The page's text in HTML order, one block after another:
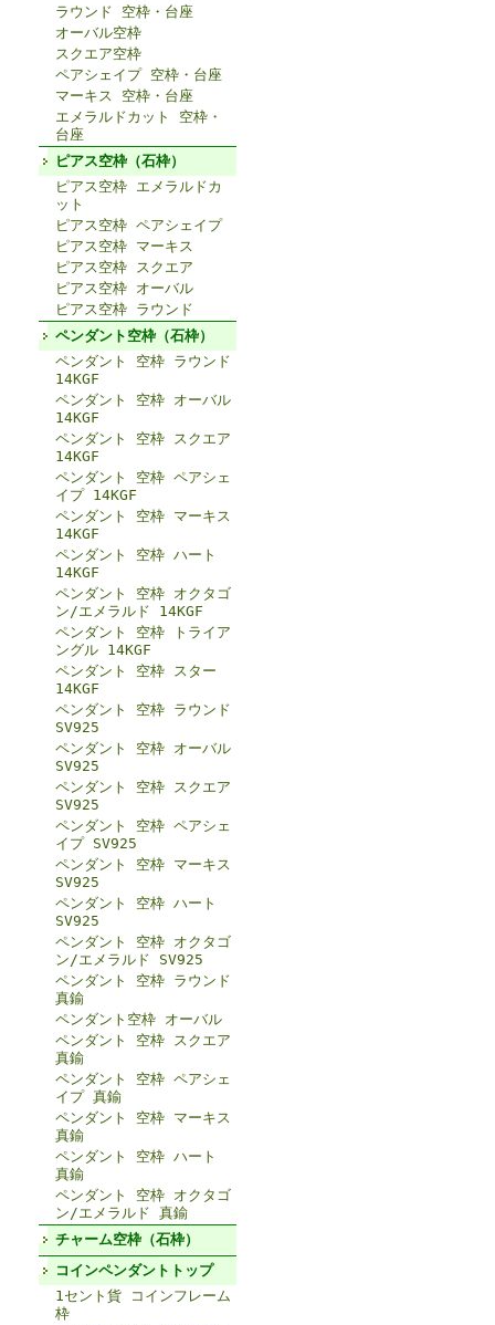
ラウンド 空枠・台座
オーバル空枠
スクエア空枠
ペアシェイプ 空枠・台座
マーキス 空枠・台座
エメラルドカット 空枠・
台座
ピアス空枠（石枠）
ピアス空枠 エメラルドカ
ット
ピアス空枠 ペアシェイプ
ピアス空枠 マーキス
ピアス空枠 スクエア
ピアス空枠 オーバル
ピアス空枠 ラウンド
ペンダント空枠（石枠）
ペンダント 空枠 ラウンド
14KGF
ペンダント 空枠 オーバル
14KGF
ペンダント 空枠 スクエア
14KGF
ペンダント 空枠 ペアシェ
イプ 14KGF
ペンダント 空枠 マーキス
14KGF
ペンダント 空枠 ハート
14KGF
ペンダント 空枠 オクタゴ
ン/エメラルド 14KGF
ペンダント 空枠 トライア
ングル 14KGF
ペンダント 空枠 スター
14KGF
ペンダント 空枠 ラウンド
SV925
ペンダント 空枠 オーバル
SV925
ペンダント 空枠 スクエア
SV925
ペンダント 空枠 ペアシェ
イプ SV925
ペンダント 空枠 マーキス
SV925
ペンダント 空枠 ハート
SV925
ペンダント 空枠 オクタゴ
ン/エメラルド SV925
ペンダント 空枠 ラウンド
真鍮
ペンダント空枠 オーバル
ペンダント 空枠 スクエア
真鍮
ペンダント 空枠 ペアシェ
イプ 真鍮
ペンダント 空枠 マーキス
真鍮
ペンダント 空枠 ハート
真鍮
ペンダント 空枠 オクタゴ
ン/エメラルド 真鍮
チャーム空枠（石枠）
コインペンダントトップ
1セント貨 コインフレーム
枠